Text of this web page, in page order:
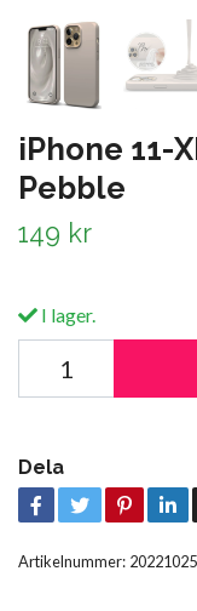
iPhone 11-
Pebble
149 kr
I lager.
Dela
Artikelnummer: